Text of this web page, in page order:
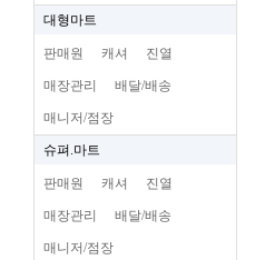
대형마트
판매원 캐셔 진열
매장관리 배달/배송
매니저/점장
슈펴.마트
판매원 캐셔 진열
매장관리 배달/배송
매니저/점장